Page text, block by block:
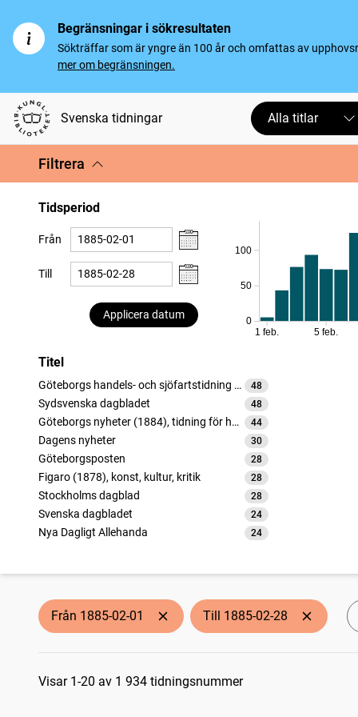
Begränsningar i sökresultaten
Sökträffar som är yngre än 100 år och omfattas av
mer om begränsningen.
Svenska tidningar Alla titlar
Filtrera
Tidsperiod
Från
Till
Applicera datum
0
50
100
1 feb. 5 feb.
Titel
Göteborgs handels- och sjöfartstidning (1832) 48
träffar
Sydsvenska dagbladet
48
träffar
Göteborgs nyheter (1884), tidning för handel, nyheter och politik
44
träffar
Dagens nyheter
30
träffar
Göteborgsposten
28
träffar
Figaro (1878), konst, kultur, kritik
28
träffar
Stockholms dagblad
28
träffar
Svenska dagbladet
24
träffar
Nya Dagligt Allehanda
24
träffar
träffar
Aftonbladet
träffar
Öresundsposten (Helsingborg : 1847)
träffar
Helsingborgs dagblad
träffar
Från 1885-02-01 Till 1885-02-28
Sökresultat
Visar 1-20 av 1 934 tidningsnummer